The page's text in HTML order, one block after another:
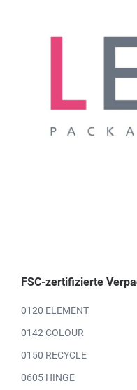
FSC-zertifizierte
0120 ELEMENT
0142 COLOUR
0150 RECYCLE
0605 HINGE